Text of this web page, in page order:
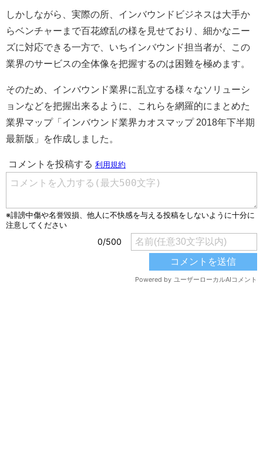
しかしながら、実際の所、インバウンドビジネスは大手か
らベンチャーまで百花繚乱の様を見せており、細かなニー
ズに対応できる一方で、いちインバウンド担当者が、この
業界のサービスの全体像を把握するのは困難を極めます。
そのため、インバウンド業界に乱立する様々なソリューシ
ョンなどを把握出来るように、これらを網羅的にまとめた
業界マップ「インバウンド業界カオスマップ 2018年下半期
最新版」を作成しました。